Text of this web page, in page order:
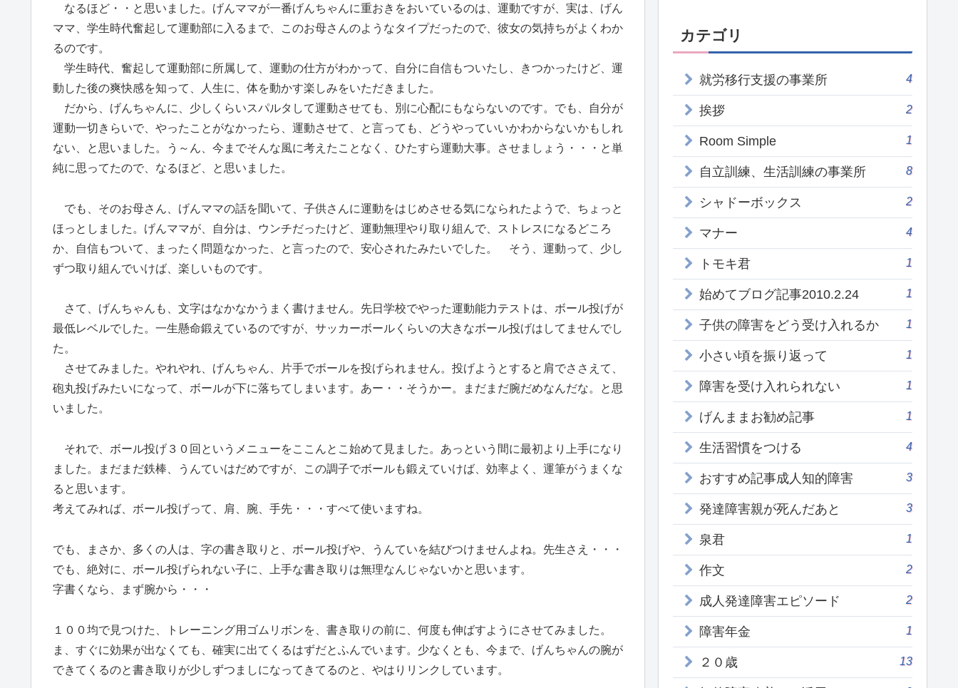
なるほど・・と思いました。げんママが一番げんちゃんに重おきをおいているのは、運動ですが、実は、げん
ママ、学生時代奮起して運動部に入るまで、このお母さんのようなタイプだったので、彼女の気持ちがよくわか
るのです。
学生時代、奮起して運動部に所属して、運動の仕方がわかって、自分に自信もついたし、きつかったけど、運
動した後の爽快感を知って、人生に、体を動かす楽しみをいただきました。
だから、げんちゃんに、少しくらいスパルタして運動させても、別に心配にもならないのです。でも、自分が
運動一切きらいで、やったことがなかったら、運動させて、と言っても、どうやっていいかわからないかもしれ
ない、と思いました。う～ん、今までそんな風に考えたことなく、ひたすら運動大事。させましょう・・・と単
純に思ってたので、なるほど、と思いました。
でも、そのお母さん、げんママの話を聞いて、子供さんに運動をはじめさせる気になられたようで、ちょっと
ほっとしました。げんママが、自分は、ウンチだったけど、運動無理やり取り組んで、ストレスになるどころ
か、自信もついて、まったく問題なかった、と言ったので、安心されたみたいでした。 そう、運動って、少し
ずつ取り組んでいけば、楽しいものです。
さて、げんちゃんも、文字はなかなかうまく書けません。先日学校でやった運動能力テストは、ボール投げが
最低レベルでした。一生懸命鍛えているのですが、サッカーボールくらいの大きなボール投げはしてませんでし
た。
させてみました。やれやれ、げんちゃん、片手でボールを投げられません。投げようとすると肩でささえて、
砲丸投げみたいになって、ボールが下に落ちてしまいます。あー・・そうかー。まだまだ腕だめなんだな。と思
いました。
それで、ボール投げ３０回というメニューをここんとこ始めて見ました。あっという間に最初より上手になり
ました。まだまだ鉄棒、うんていはだめですが、この調子でボールも鍛えていけば、効率よく、運筆がうまくな
ると思います。
考えてみれば、ボール投げって、肩、腕、手先・・・すべて使いますね。
でも、まさか、多くの人は、字の書き取りと、ボール投げや、うんていを結びつけませんよね。先生さえ・・・
でも、絶対に、ボール投げられない子に、上手な書き取りは無理なんじゃないかと思います。
字書くなら、まず腕から・・・
１００均で見つけた、トレーニング用ゴムリボンを、書き取りの前に、何度も伸ばすようにさせてみました。
ま、すぐに効果が出なくても、確実に出てくるはずだとふんでいます。少なくとも、今まで、げんちゃんの腕が
できてくるのと書き取りが少しずつましになってきてるのと、やはりリンクしています。
カテゴリ
就労移行支援の事業所 4
挨拶 2
Room Simple 1
自立訓練、生活訓練の事業所 8
シャドーボックス 2
マナー 4
トモキ君 1
始めてブログ記事2010.2.24 1
子供の障害をどう受け入れるか 1
小さい頃を振り返って 1
障害を受け入れられない 1
げんままお勧め記事 1
生活習慣をつける 4
おすすめ記事成人知的障害 3
発達障害親が死んだあと 3
泉君 1
作文 2
成人発達障害エピソード 2
障害年金 1
２０歳 13